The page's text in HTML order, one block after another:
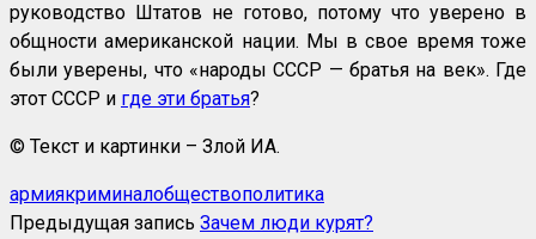
руководство Штатов не готово, потому что уверено в
общности американской нации. Мы в свое время тоже
были уверены, что «народы СССР — братья на век». Где
этот СССР и где эти братья?
© Текст и картинки – Злой ИА.
армиякриминалобществополитика
Предыдущая запись Зачем люди курят?